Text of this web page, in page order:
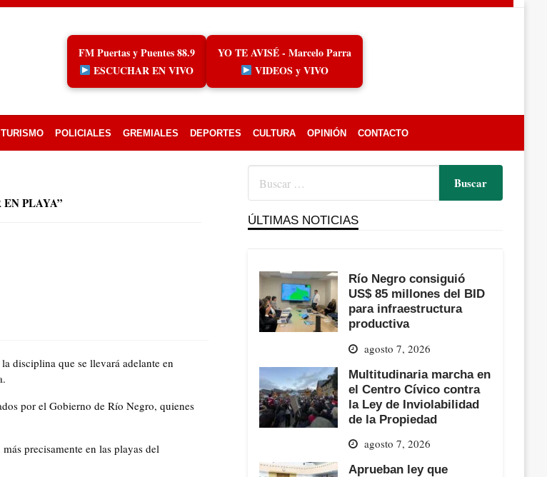
FM Puertas y Puentes 88.9
ESCUCHAR EN VIVO
YO TE AVISÉ - Marcelo Parra
VIDEOS y VIVO
TURISMO POLICIALES GREMIALES DEPORTES CULTURA OPINIÓN CONTACTO
PLAYA”
disciplina que se llevará adelante en
por el Gobierno de Río Negro, quienes
precisamente en las playas del
ÚLTIMAS NOTICIAS
Río Negro consiguió
US$ 85 millones del BID
para infraestructura
productiva
agosto 7, 2026
Multitudinaria marcha en
el Centro Cívico contra
la Ley de Inviolabilidad
de la Propiedad
agosto 7, 2026
Aprueban ley que